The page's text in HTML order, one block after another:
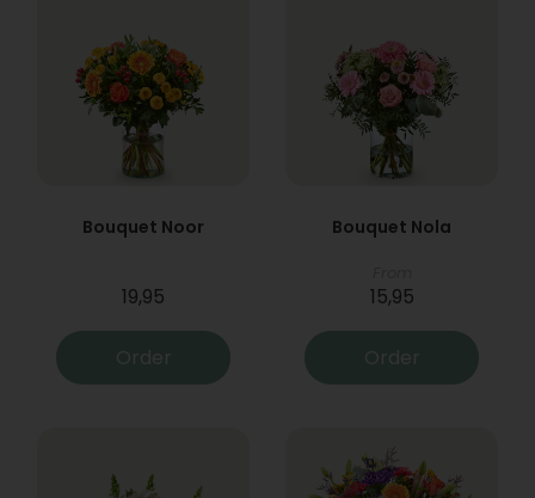
Bouquet Noor
19,95
Order
Bouquet Nola
15,95
Order